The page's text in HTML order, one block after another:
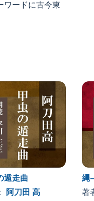
ワードに古今東
遁走曲
阿刀田 高
縄
著